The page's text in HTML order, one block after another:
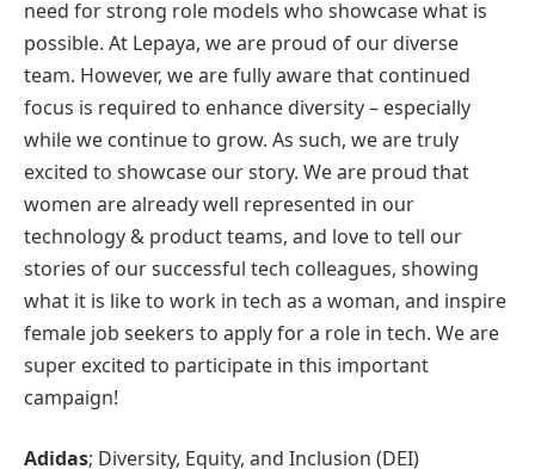
need for strong role models who showcase what is
possible. At Lepaya, we are proud of our diverse
team. However, we are fully aware that continued
focus is required to enhance diversity – especially
while we continue to grow. As such, we are truly
excited to showcase our story. We are proud that
women are already well represented in our
technology & product teams, and love to tell our
stories of our successful tech colleagues, showing
what it is like to work in tech as a woman, and inspire
female job seekers to apply for a role in tech. We are
super excited to participate in this important
campaign!
Adidas; Diversity, Equity, and Inclusion (DEI)